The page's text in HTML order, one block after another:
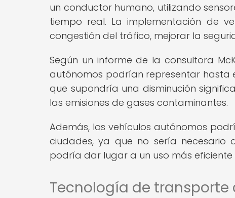
un conductor humano, utilizando
tiempo real. La implementación de
congestión del tráfico, mejorar la
Según un informe de la consultora
autónomos podrían representar hasta
que supondría una disminución
las emisiones de gases contaminantes.
Además, los vehículos autónomos
ciudades, ya que no sería
podría dar lugar a un uso más eficiente
Tecnología de